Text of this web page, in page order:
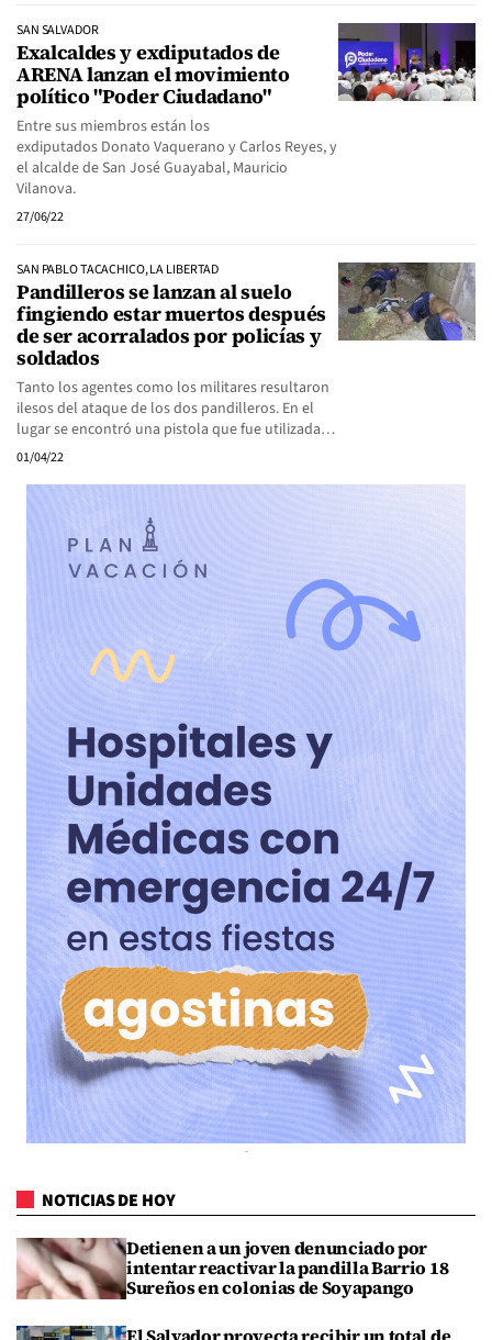
SAN SALVADOR
Exalcaldes y exdiputados de
ARENA lanzan el movimiento
político "Poder Ciudadano"
Entre sus miembros están los
exdiputados Donato Vaquerano y Carlos Reyes, y
el alcalde de San José Guayabal, Mauricio
Vilanova.
27/06/22
SAN PABLO TACACHICO, LA LIBERTAD
Pandilleros se lanzan al suelo
fingiendo estar muertos después
de ser acorralados por policías y
soldados
Tanto los agentes como los militares resultaron
ilesos del ataque de los dos pandilleros. En el
lugar se encontró una pistola que fue utilizada…
01/04/22
NOTICIAS DE HOY
Detienen a un joven denunciado por
intentar reactivar la pandilla Barrio 18
Sureños en colonias de Soyapango